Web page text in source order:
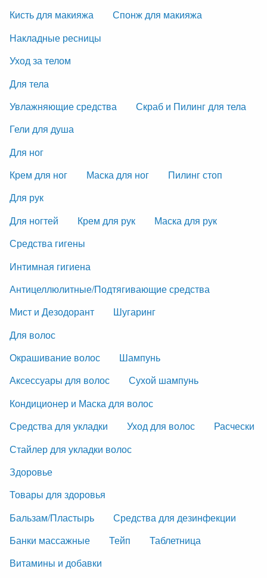
Кисть для макияжа
Спонж для макияжа
Накладные ресницы
Уход за телом
Для тела
Увлажняющие средства
Скраб и Пилинг для тела
Гели для душа
Для ног
Крем для ног
Маска для ног
Пилинг стоп
Для рук
Для ногтей
Крем для рук
Маска для рук
Средства гигены
Интимная гигиена
Антицеллюлитные/Подтягивающие средства
Мист и Дезодорант
Шугаринг
Для волос
Окрашивание волос
Шампунь
Аксессуары для волос
Сухой шампунь
Кондиционер и Маска для волос
Средства для укладки
Уход для волос
Расчески
Стайлер для укладки волос
Здоровье
Товары для здоровья
Бальзам/Пластырь
Средства для дезинфекции
Банки массажные
Тейп
Таблетница
Витамины и добавки